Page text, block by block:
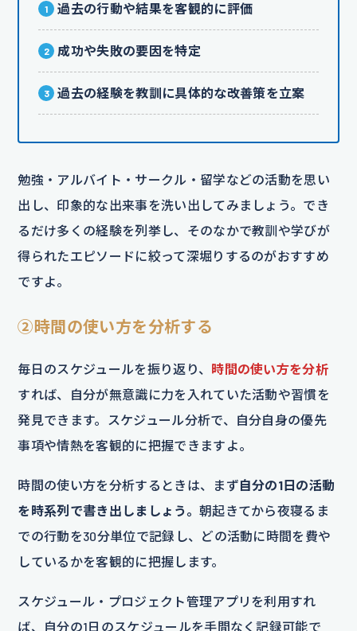
過去の行動や結果を客観的に評価
成功や失敗の要因を特定
過去の経験を教訓に具体的な改善策を立案
勉強・アルバイト・サークル・留学などの活動を思い
出し、印象的な出来事を洗い出してみましょう。でき
るだけ多くの経験を列挙し、そのなかで教訓や学びが
得られたエピソードに絞って深堀りするのがおすすめ
ですよ。
②時間の使い方を分析する
毎日のスケジュールを振り返り、 時間の使い方を分析
すれば、自分が無意識に力を入れていた活動や習慣を
発見できます。スケジュール分析で、自分自身の優先
事項や情熱を客観的に把握できますよ。
時間の使い方を分析するときは、まず自分の1日の活動
を時系列で書き出しましょう。 朝起きてから夜寝るま
での行動を30分単位で記録し、どの活動に時間を費や
しているかを客観的に把握します。
スケジュール・プロジェクト管理アプリを利用すれ
ば、自分の1日のスケジュールを手間なく記録可能で